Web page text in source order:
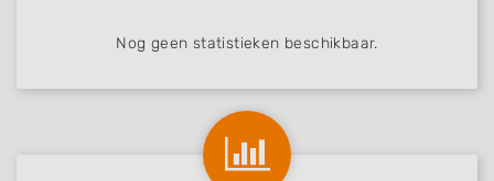
Nog geen statistieken beschikbaar.